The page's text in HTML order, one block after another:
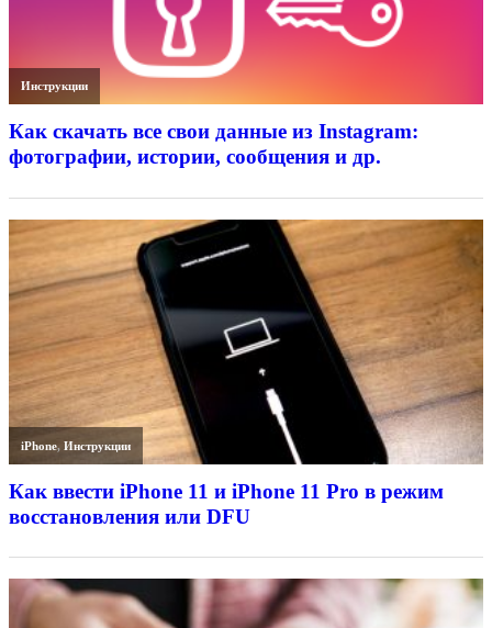
Инструкции
Как скачать все свои данные из Instagram:
фотографии, истории, сообщения и др.
iPhone,Инструкции
Как ввести iPhone 11 и iPhone 11 Pro в режим
восстановления или DFU